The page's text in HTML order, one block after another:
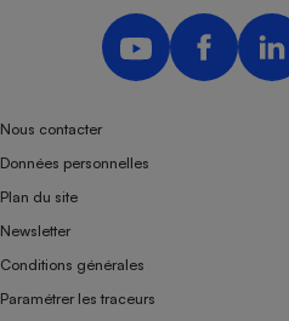
Nous contacter
Données personnelles
Plan du site
Newsletter
Conditions générales
Paramétrer les traceurs